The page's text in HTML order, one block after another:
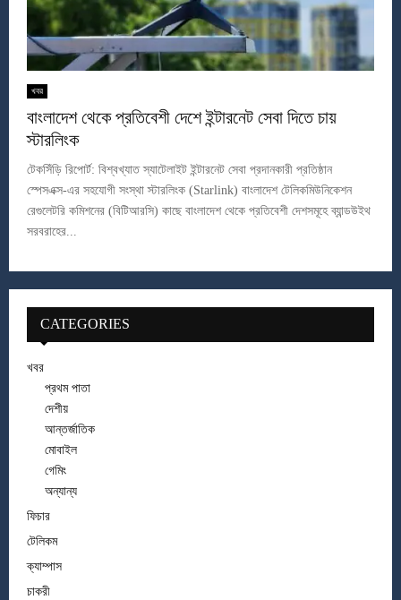
খবর
বাংলাদেশ থেকে প্রতিবেশী দেশে ইন্টারনেট সেবা দিতে চায়
স্টারলিংক
টেকসিঁড়ি রিপোর্ট: বিশ্বখ্যাত স্যাটেলাইট ইন্টারনেট সেবা প্রদানকারী প্রতিষ্ঠান
স্পেসএক্স-এর সহযোগী সংস্থা স্টারলিংক (Starlink) বাংলাদেশ টেলিকমিউনিকেশন
রেগুলেটরি কমিশনের (বিটিআরসি) কাছে বাংলাদেশ থেকে প্রতিবেশী দেশসমূহে ব্যান্ডউইথ
সরবরাহের...
CATEGORIES
খবর
প্রথম পাতা
দেশীয়
আন্তর্জাতিক
মোবাইল
গেমিং
অন্যান্য
ফিচার
টেলিকম
ক্যাম্পাস
চাকরী